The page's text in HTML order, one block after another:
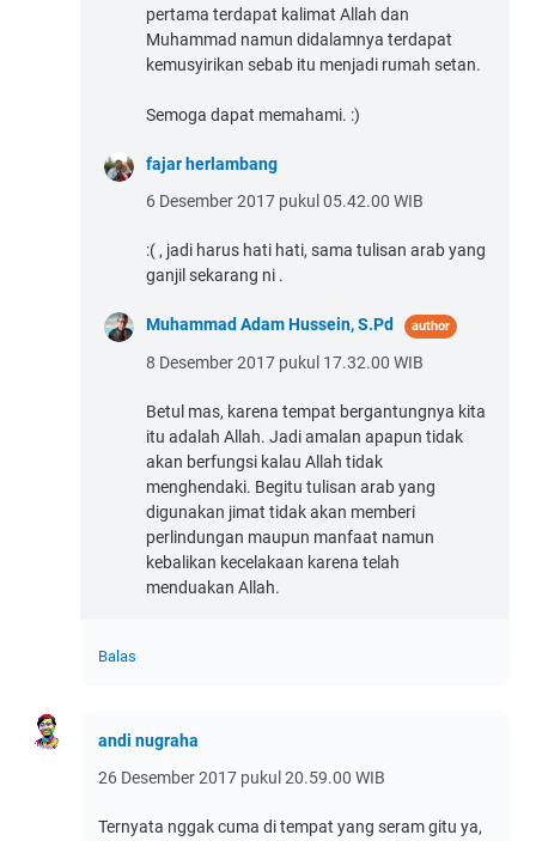
pertama terdapat kalimat Allah dan
Muhammad namun didalamnya terdapat
kemusyirikan sebab itu menjadi rumah setan.
Semoga dapat memahami. :)
fajar herlambang
6 Desember 2017 pukul 05.42.00 WIB
:( , jadi harus hati hati, sama tulisan arab yang
ganjil sekarang ni .
Muhammad Adam Hussein, S.Pd
8 Desember 2017 pukul 17.32.00 WIB
Betul mas, karena tempat bergantungnya kita
itu adalah Allah. Jadi amalan apapun tidak
akan berfungsi kalau Allah tidak
menghendaki. Begitu tulisan arab yang
digunakan jimat tidak akan memberi
perlindungan maupun manfaat namun
kebalikan kecelakaan karena telah
menduakan Allah.
Balas
andi nugraha
26 Desember 2017 pukul 20.59.00 WIB
Ternyata nggak cuma di tempat yang seram gitu ya,